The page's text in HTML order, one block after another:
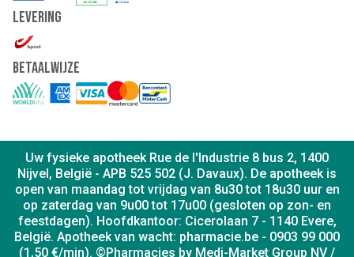
Levering
Betaalwijze
Uw fysieke apotheek Rue de l'Industrie 8 bus 2, 1400
Nijvel, België - APB 525 502 (J. Davaux). De apotheek is
open van maandag tot vrijdag van 8u30 tot 18u30 uur en
op zaterdag van 9u00 tot 17u00 (gesloten op zon- en
feestdagen). Hoofdkantoor: Cicerolaan 7 - 1140 Evere,
België. Apotheek van wacht: pharmacie.be - 0903 99 000
(1,50 €/min). ©Pharmacies by Medi-Market Group NV /